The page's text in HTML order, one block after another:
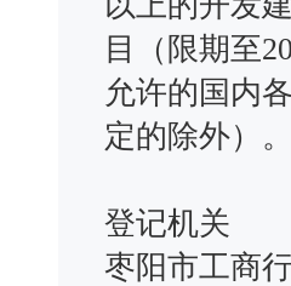
目（限期至
允许的国内
定的除外）
登记机关
枣阳市工商